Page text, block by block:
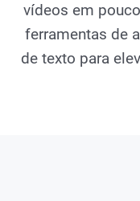
vídeos em
ferramentas de
de texto para